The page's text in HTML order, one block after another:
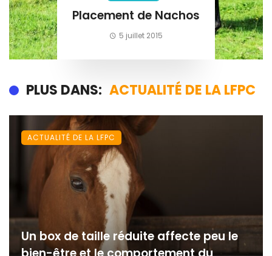
Placement de Nachos
5 juillet 2015
PLUS DANS: ACTUALITÉ DE LA LFPC
Un box de taille réduite affecte peu le
ACTUALITÉ DE LA LFPC